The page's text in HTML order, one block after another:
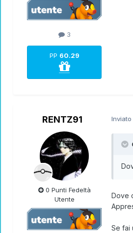
3
PP 60.29
RENTZ91
0 Punti Fedeltà
Utente
Inviato
Dove
Se fai